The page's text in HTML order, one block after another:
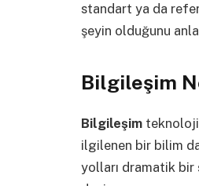
standart ya da
şeyin olduğunu
Bilgileşim
Bilgileşim
ilgilenen bir bilim
yolları dramatik